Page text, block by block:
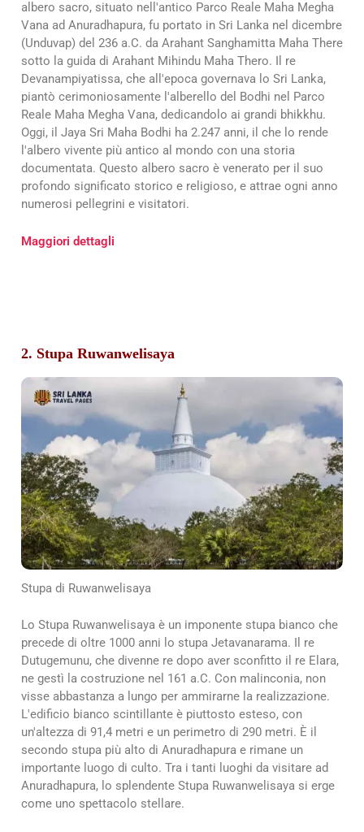
albero sacro, situato nell'antico Parco Reale Maha Megha
Vana ad Anuradhapura, fu portato in Sri Lanka nel dicembre
(Unduvap) del 236 a.C. da Arahant Sanghamitta Maha There
sotto la guida di Arahant Mihindu Maha Thero. Il re
Devanampiyatissa, che all'epoca governava lo Sri Lanka,
piantò cerimoniosamente l'alberello del Bodhi nel Parco
Reale Maha Megha Vana, dedicandolo ai grandi bhikkhu.
Oggi, il Jaya Sri Maha Bodhi ha 2.247 anni, il che lo rende
l'albero vivente più antico al mondo con una storia
documentata. Questo albero sacro è venerato per il suo
profondo significato storico e religioso, e attrae ogni anno
numerosi pellegrini e visitatori.
Maggiori dettagli
2. Stupa Ruwanwelisaya
Stupa di Ruwanwelisaya
Lo Stupa Ruwanwelisaya è un imponente stupa bianco che
precede di oltre 1000 anni lo stupa Jetavanarama. Il re
Dutugemunu, che divenne re dopo aver sconfitto il re Elara,
ne gestì la costruzione nel 161 a.C. Con malinconia, non
visse abbastanza a lungo per ammirarne la realizzazione.
L'edificio bianco scintillante è piuttosto esteso, con
un'altezza di 91,4 metri e un perimetro di 290 metri. È il
secondo stupa più alto di Anuradhapura e rimane un
importante luogo di culto. Tra i tanti luoghi da visitare ad
Anuradhapura, lo splendente Stupa Ruwanwelisaya si erge
come uno spettacolo stellare.